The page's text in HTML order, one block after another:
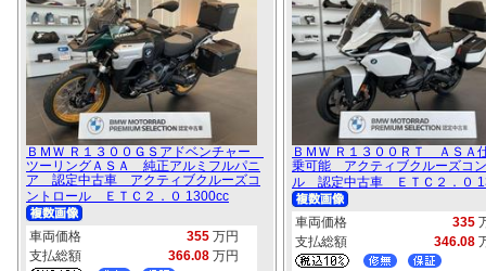
ＢＭＷ Ｒ１３００ＧＳアドベンチャー
ツーリングＡＳＡ 純正アルミフルパニ
ア 認定中古車 アクティブクルーズコ
ントロール ＥＴＣ２．０ 1300cc
車両価格 355 万円
支払総額
366.08 万円
ＢＭＷ Ｒ１３００ＲＴ ＡＳ
乗可能 アクティブクルーズコ
ル 認定中古車 ＥＴＣ２．０
車両価格 335
支払総額
346.08